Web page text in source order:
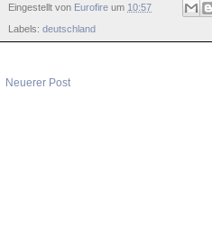
Eingestellt von Eurofire um 10:57
Labels: deutschland
Neuerer Post